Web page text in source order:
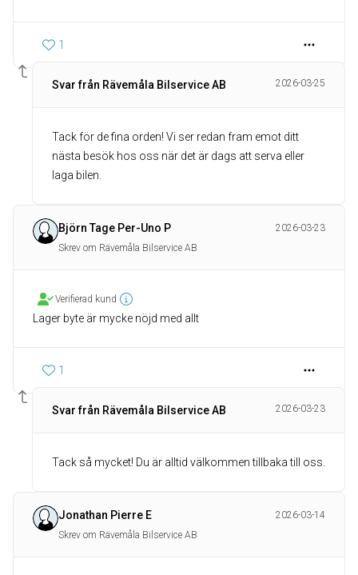
1
Svar från Rävemåla Bilservice AB 2026-03-25
Tack för de fina orden! Vi ser redan fram emot ditt
nästa besök hos oss när det är dags att serva eller
laga bilen.
Björn Tage Per-Uno P
2026-03-23
Skrev om Rävemåla Bilservice AB
Verifierad kund
Lager byte är mycke nöjd med allt
1
Svar från Rävemåla Bilservice AB 2026-03-23
Tack så mycket! Du är alltid välkommen tillbaka till oss.
Jonathan Pierre E
2026-03-14
Skrev om Rävemåla Bilservice AB